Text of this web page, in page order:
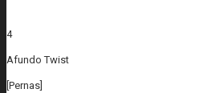
4
Afundo Twist
[Pernas]